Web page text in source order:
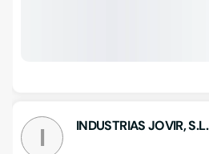
I INDUSTRIAS JOVIR, S.L.